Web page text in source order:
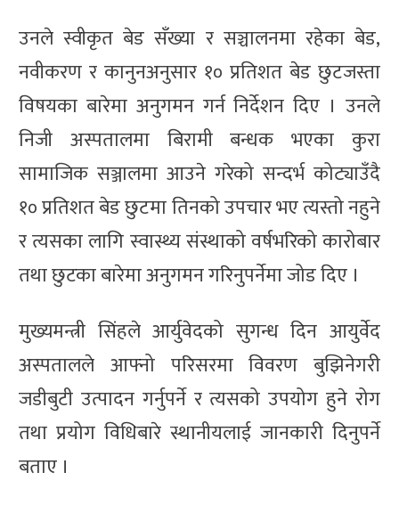
उनले स्वीकृत बेड सँख्या र सञ्चालनमा रहेका बेड,
नवीकरण र कानुनअनुसार १० प्रतिशत बेड छुटजस्ता
विषयका बारेमा अनुगमन गर्न निर्देशन दिए । उनले
निजी अस्पतालमा बिरामी बन्धक भएका कुरा
सामाजिक सञ्जालमा आउने गरेको सन्दर्भ कोट्याउँदै
१० प्रतिशत बेड छुटमा तिनको उपचार भए त्यस्तो नहुने
र त्यसका लागि स्वास्थ्य संस्थाको वर्षभरिको कारोबार
तथा छुटका बारेमा अनुगमन गरिनुपर्नेमा जोड दिए ।
मुख्यमन्त्री सिंहले आर्युवेदको सुगन्ध दिन आयुर्वेद
अस्पतालले आफ्नो परिसरमा विवरण बुझिनेगरी
जडीबुटी उत्पादन गर्नुपर्ने र त्यसको उपयोग हुने रोग
तथा प्रयोग विधिबारे स्थानीयलाई जानकारी दिनुपर्ने
बताए ।